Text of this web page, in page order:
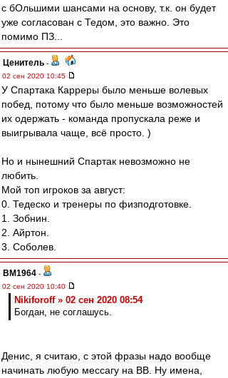
с бОльшими шансами на основу, т.к. он будет
уже согласован с Тедом, это важно. Это
помимо ПЗ...
Ценитель -
02 сен 2020 10:45
У Спартака Карреры было меньше волевых
побед, потому что было меньше возможностей
их одержать - команда пропускала реже и
выигрывала чаще, всё просто. )
Но и нынешний Спартак невозможно не
любить.
Мой топ игроков за август:
0. Тедеско и тренеры по физподготовке.
1. Зобнин.
2. Айртон.
3. Соболев.
BM1964 -
02 сен 2020 10:40
Nikiforoff » 02 сен 2020 08:54
Богдан, не соглашусь.
Денис, я считаю, с этой фразы надо вообще
начинать любую мессагу на ВВ. Ну имена,